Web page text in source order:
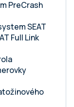
PreCrash
SEAT
Full Link